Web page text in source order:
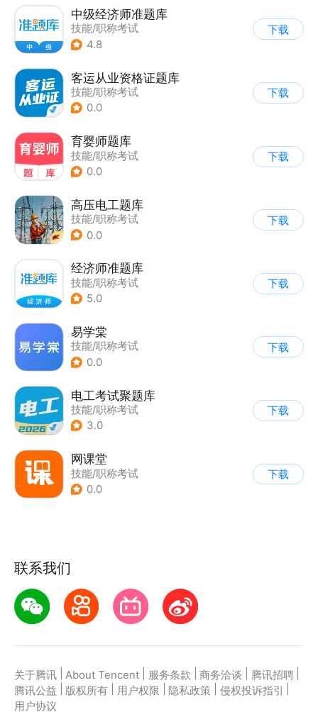
中级经济师准题库
技能/职称考试
4.8
下载
客运从业资格证题库
技能/职称考试
0.0
下载
育婴师题库
技能/职称考试
0.0
下载
高压电工题库
技能/职称考试
0.0
下载
经济师准题库
技能/职称考试
5.0
下载
易学棠
技能/职称考试
0.0
下载
电工考试聚题库
技能/职称考试
3.0
下载
网课堂
技能/职称考试
0.0
下载
联系我们
关于腾讯 About Tencent 服务条款 商务洽谈 腾讯招聘
腾讯公益
版权所有 用户权限 隐私政策 侵权投诉指引
用户协议